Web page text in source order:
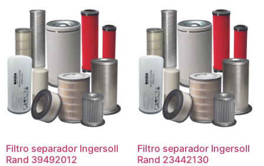
Filtro separador Ingersoll
Rand 39492012
Filtro separador Ingersoll
Rand 23442130